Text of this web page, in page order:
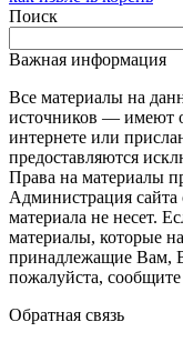
по
Поиск
Важная информация
Все материалы на
источников — имеют
интернете или
предоставляются
Права на материалы
Администрация сайта
материала не несет.
материалы, которые
принадлежащие Вам,
пожалуйста,
Обратная связь